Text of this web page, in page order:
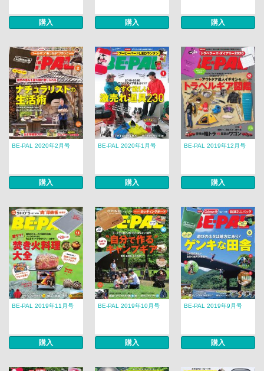
購入 購入 購入
BE-PAL 2020年2月号
購入
BE-PAL 2020年1月号
購入
BE-PAL 2019年12月号
購入
BE-PAL 2019年11月号
購入
BE-PAL 2019年10月号
購入
BE-PAL 2019年9月号
購入